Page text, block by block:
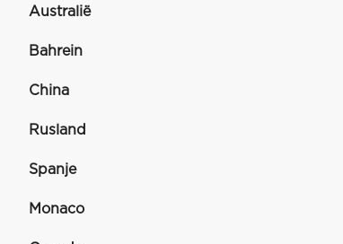
Australië
Bahrein
China
Rusland
Spanje
Monaco